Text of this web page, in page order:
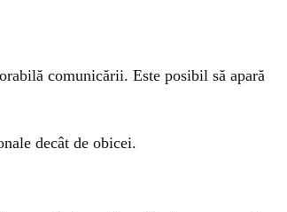
comunicării. Este posibil să apară
decât de obicei.